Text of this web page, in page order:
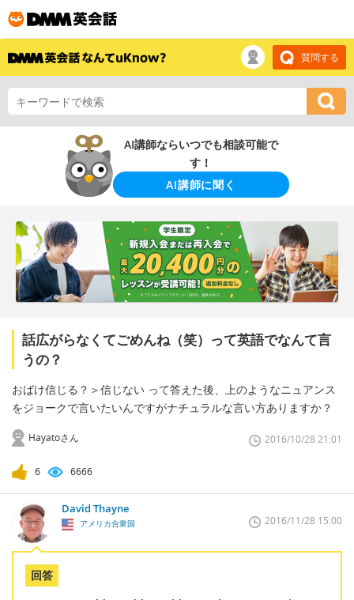
質問する
AI講師ならいつでも相談可能で
す！
AI講師に聞く
話広がらなくてごめんね（笑）って英語でなんて言
うの？
おばけ信じる？＞信じない って答えた後、上のようなニュアンス
をジョークで言いたいんですがナチュラルな言い方ありますか？
Hayatoさん 2016/10/28 21:01
6 6666
David Thayne
アメリカ合衆国 2016/11/28 15:00
回答